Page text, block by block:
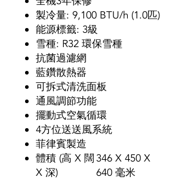
製冷量: 9,100 BTU/h (1.0匹)
能源標籤: 3級
雪種: R32 環保雪種
抗菌過濾網
藍鑽散熱器
可拆式清洗面板
通風調節功能
擺動式空氣循環
4方位送送風系統
菲律賓製造
體積 (高 X 闊
X 深)
346 X 450 X
640 毫米